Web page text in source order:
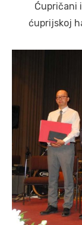
Ćupričani
ćuprijskoj